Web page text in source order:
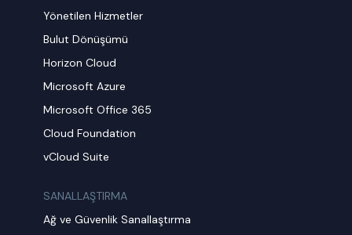
Yönetilen Hizmetler
Bulut Dönüşümü
Horizon Cloud
Microsoft Azure
Microsoft Office 365
Cloud Foundation
vCloud Suite
SANALLAŞTIRMA
Ağ ve Güvenlik Sanallaştırma